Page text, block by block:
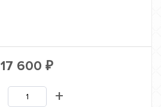
17 600 ₽
+